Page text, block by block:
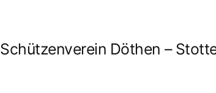
Schützenverein Döthen –